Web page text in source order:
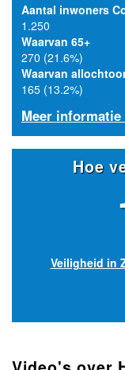
Aantal inwoners
1.250
Waarvan 65+
270 (21.6%)
Waarvan
165 (13.2%)
Meer
Hoe
Veiligheid in